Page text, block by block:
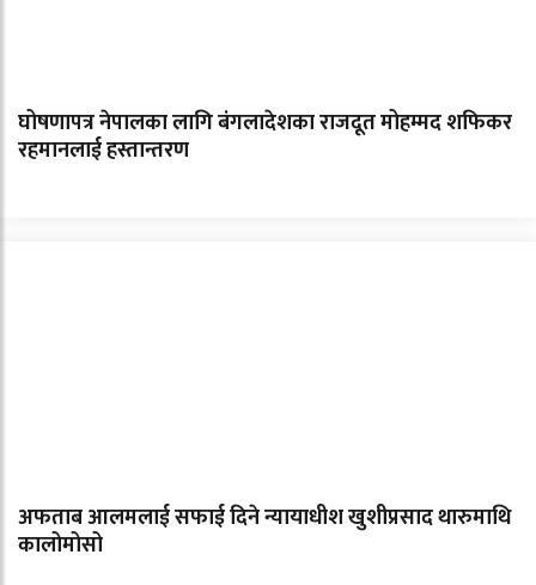
घोषणापत्र नेपालका लागि बंगलादेशका राजदूत मोहम्मद शफिकर
रहमानलाई हस्तान्तरण
अफताब आलमलाई सफाई दिने न्यायाधीश खुशीप्रसाद थारुमाथि
कालोमोसो